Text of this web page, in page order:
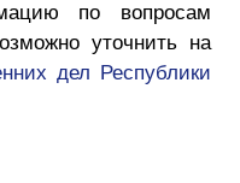
по вопросам
уточнить на
дел Республики